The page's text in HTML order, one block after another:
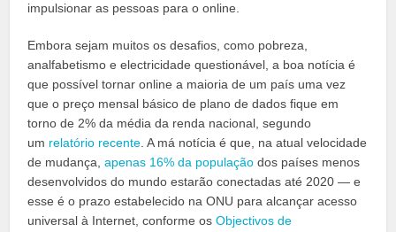
impulsionar as pessoas para o online.
Embora sejam muitos os desafios, como pobreza,
analfabetismo e electricidade questionável, a boa notícia é
que possível tornar online a maioria de um país uma vez
que o preço mensal básico de plano de dados fique em
torno de 2% da média da renda nacional, segundo
um relatório recente. A má notícia é que, na atual velocidade
de mudança,apenas 16% da população dos países menos
desenvolvidos do mundo estarão conectadas até 2020 — e
esse é o prazo estabelecido na ONU para alcançar acesso
universal à Internet, conforme osObjectivos de